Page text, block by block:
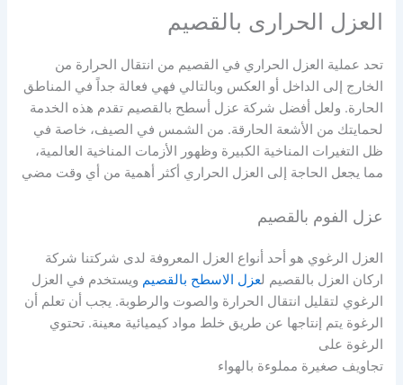
العزل الحرارى بالقصيم
تحد عملية العزل الحراري في القصيم من انتقال الحرارة من
الخارج إلى الداخل أو العكس وبالتالي فهي فعالة جداً في المناطق
الحارة. ولعل أفضل شركة عزل أسطح بالقصيم تقدم هذه الخدمة
لحمايتك من الأشعة الحارقة. من الشمس في الصيف، خاصة في
ظل التغيرات المناخية الكبيرة وظهور الأزمات المناخية العالمية،
مما يجعل الحاجة إلى العزل الحراري أكثر أهمية من أي وقت مضي
عزل الفوم بالقصيم
العزل الرغوي هو أحد أنواع العزل المعروفة لدى شركتنا شركة
اركان العزل بالقصيم لعزل الاسطح بالقصيم ويستخدم في العزل
الرغوي لتقليل انتقال الحرارة والصوت والرطوبة. يجب أن تعلم أن
الرغوة يتم إنتاجها عن طريق خلط مواد كيميائية معينة. تحتوي
الرغوة على
تجاويف صغيرة مملوءة بالهواء